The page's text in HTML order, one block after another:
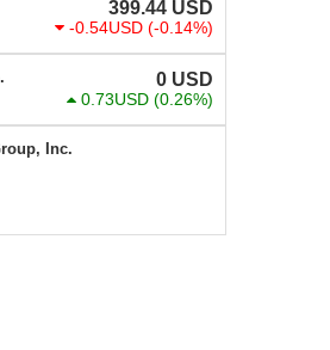
399.44 USD
-0.54USD (-0.14%)
0 USD
0.73USD (0.26%)
Inc.